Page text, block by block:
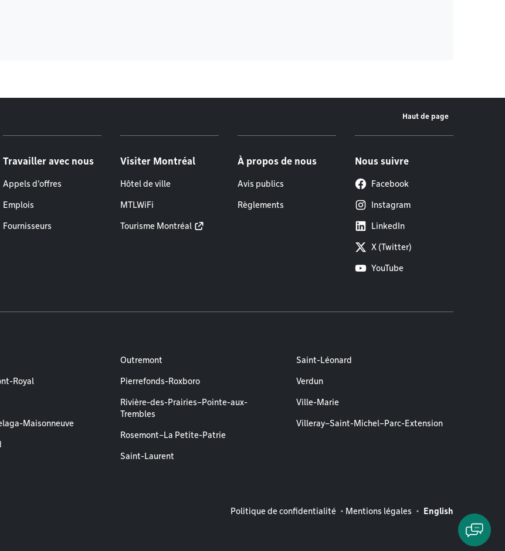
Haut de page
Travailler avec nous
Appels d'offres
Emplois
Fournisseurs
Visiter Montréal
Hôtel de ville
MTLWiFi
Tourisme Montréal
À propos de nous
Avis publics
Règlements
Nous suivre
Facebook
Instagram
LinkedIn
X (Twitter)
YouTube
Royal
Maisonneuve
Outremont
Pierrefonds-Roxboro
Rivière-des-Prairies–Pointe-aux-
Trembles
Rosemont–La Petite-Patrie
Saint-Laurent
Saint-Léonard
Verdun
Ville-Marie
Villeray–Saint-Michel–Parc-Extension
Mentions légales
Politique de confidentialité Mentions légales English